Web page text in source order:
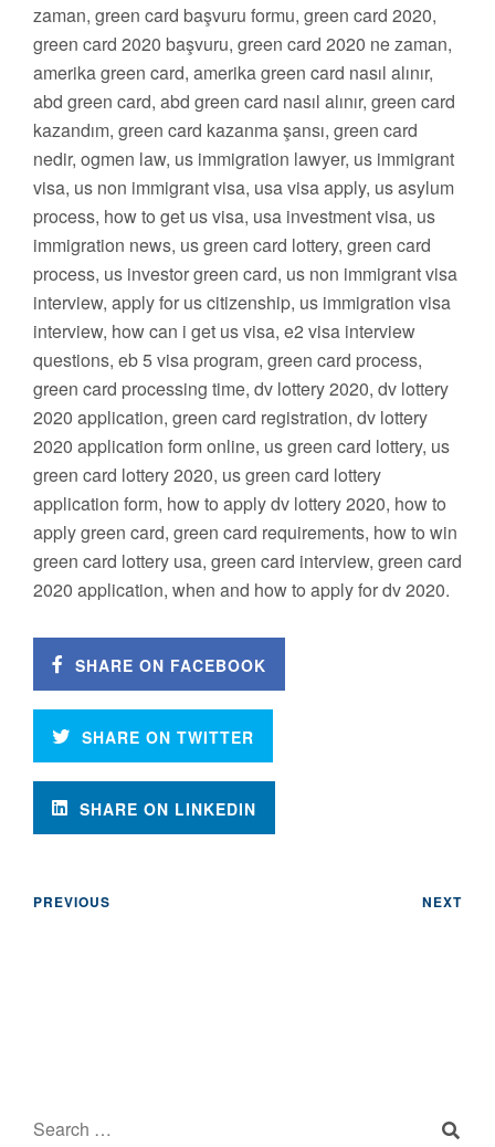
zaman, green card başvuru formu, green card 2020,
green card 2020 başvuru, green card 2020 ne zaman,
amerika green card, amerika green card nasıl alınır,
abd green card, abd green card nasıl alınır, green card
kazandım, green card kazanma şansı, green card
nedir, ogmen law, us immigration lawyer, us immigrant
visa, us non immigrant visa, usa visa apply, us asylum
process, how to get us visa, usa investment visa, us
immigration news, us green card lottery, green card
process, us investor green card, us non immigrant visa
interview, apply for us citizenship, us immigration visa
interview, how can i get us visa, e2 visa interview
questions, eb 5 visa program, green card process,
green card processing time, dv lottery 2020, dv lottery
2020 application, green card registration, dv lottery
2020 application form online, us green card lottery, us
green card lottery 2020, us green card lottery
application form, how to apply dv lottery 2020, how to
apply green card, green card requirements, how to win
green card lottery usa, green card interview, green card
2020 application, when and how to apply for dv 2020.
SHARE ON FACEBOOK
SHARE ON TWITTER
SHARE ON LINKEDIN
PREVIOUS NEXT